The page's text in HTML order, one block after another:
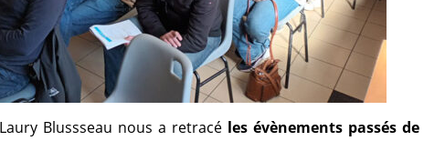
Blussseau nous a retracé les évènements passés de